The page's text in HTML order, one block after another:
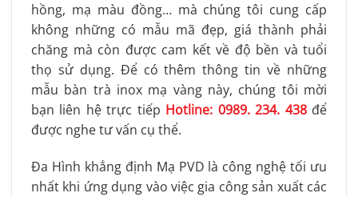
hồng, mạ màu đồng… mà chúng tôi cung cấp
không những có mẫu mã đẹp, giá thành phải
chăng mà còn được cam kết về độ bền và tuổi
thọ sử dụng. Để có thêm thông tin về những
mẫu bàn trà inox mạ vàng này, chúng tôi mời
bạn liên hệ trực tiếp Hotline: 0989. 234. 438để
được nghe tư vấn cụ thể.
Đa Hình khẳng định Mạ PVD là công nghệ tối ưu
nhất khi ứng dụng vào việc gia công sản xuất các